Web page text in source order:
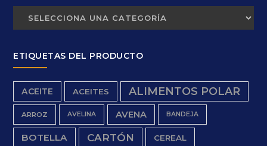
ETIQUETAS DEL PRODUCTO
ACEITE ACEITES ALIMENTOS POLAR
ARROZ AVELINA AVENA BANDEJA
BOTELLA CARTÓN CEREAL